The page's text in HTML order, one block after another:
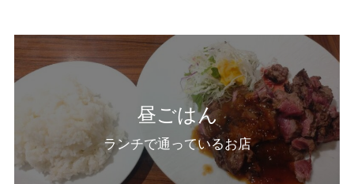
昼ごはん
ランチで通っているお店